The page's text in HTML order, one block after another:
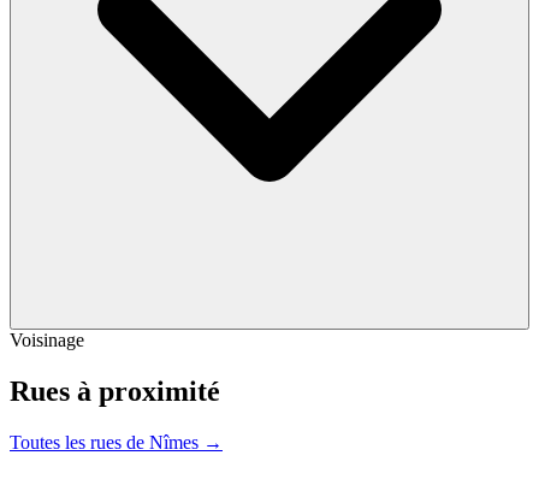
Voisinage
Rues à proximité
Toutes les rues de Nîmes →